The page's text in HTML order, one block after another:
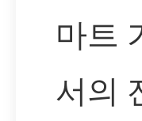
마트
서의